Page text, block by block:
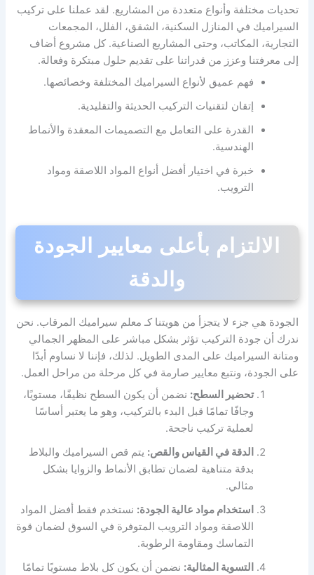
تحديات مختلفة وأنواع متعددة من المشاريع. لقد عملنا على تركيب
السيراميك في المنازل السكنية، الشقق، الفلل، المجمعات
التجارية، المكاتب، وحتى المشاريع الصناعية. كل مشروع أضاف
إلى معرفتنا وعزز من قدراتنا على تقديم حلول مبتكرة وفعالة.
فهم عميق لأنواع السيراميك المختلفة وخصائصها.
إتقان لتقنيات التركيب الحديثة والتقليدية.
القدرة على التعامل مع التصميمات المعقدة والأنماط
الهندسية.
خبرة في اختيار أفضل أنواع المواد اللاصقة ومواد
الترويب.
الالتزام بأعلى معايير الجودة
والدقة
الجودة هي جزء لا يتجزأ من هويتنا كـ معلم سيراميك المرقاب. نحن
ندرك أن جودة التركيب تؤثر بشكل مباشر على المظهر الجمالي
ومتانة السيراميك على المدى الطويل. لذلك، فإننا لا نساوم أبدًا
على الجودة، ونتبع معايير صارمة في كل مرحلة من مراحل العمل.
تحضير السطح: نضمن أن يكون السطح نظيفًا، مستويًا،
وجافًا تمامًا قبل البدء بالتركيب، وهو ما يعتبر أساسًا
لعملية تركيب ناجحة.
الدقة في القياس والقص: يتم قص السيراميك والبلاط
بدقة متناهية لضمان تطابق الأنماط والزوايا بشكل
مثالي.
استخدام مواد عالية الجودة: نستخدم فقط أفضل المواد
اللاصقة ومواد الترويب المتوفرة في السوق لضمان قوة
التماسك ومقاومة الرطوبة.
التسوية المثالية: نضمن أن يكون كل بلاط مستويًا تمامًا